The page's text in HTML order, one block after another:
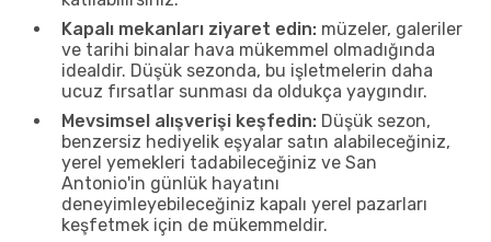
Kapalı mekanları ziyaret edin: müzeler, galeriler
ve tarihi binalar hava mükemmel olmadığında
idealdir. Düşük sezonda, bu işletmelerin daha
ucuz fırsatlar sunması da oldukça yaygındır.
Mevsimsel alışverişi keşfedin: Düşük sezon,
benzersiz hediyelik eşyalar satın alabileceğiniz,
yerel yemekleri tadabileceğiniz ve San
Antonio'in günlük hayatını
deneyimleyebileceğiniz kapalı yerel pazarları
keşfetmek için de mükemmeldir.